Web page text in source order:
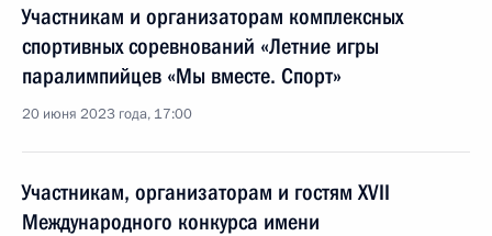
Участникам и организаторам комплексных
спортивных соревнований «Летние игры
паралимпийцев «Мы вместе. Спорт»
20 июня 2023 года, 17:00
Участникам, организаторам и гостям XVII
Международного конкурса имени